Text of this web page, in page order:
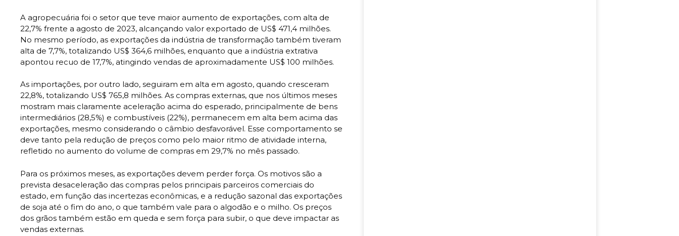
A agropecuária foi o setor que teve maior aumento de exportações, com alta de
22,7% frente a agosto de 2023, alcançando valor exportado de US$ 471,4 milhões.
No mesmo período, as exportações da indústria de transformação também tiveram
alta de 7,7%, totalizando US$ 364,6 milhões, enquanto que a indústria extrativa
apontou recuo de 17,7%, atingindo vendas de aproximadamente US$ 100 milhões.
As importações, por outro lado, seguiram em alta em agosto, quando cresceram
22,8%, totalizando US$ 765,8 milhões. As compras externas, que nos últimos meses
mostram mais claramente aceleração acima do esperado, principalmente de bens
intermediários (28,5%) e combustíveis (22%), permanecem em alta bem acima das
exportações, mesmo considerando o câmbio desfavorável. Esse comportamento se
deve tanto pela redução de preços como pelo maior ritmo de atividade interna,
refletido no aumento do volume de compras em 29,7% no mês passado.
Para os próximos meses, as exportações devem perder força. Os motivos são a
prevista desaceleração das compras pelos principais parceiros comerciais do
estado, em função das incertezas econômicas, e a redução sazonal das exportações
de soja até o fim do ano, o que também vale para o algodão e o milho. Os preços
dos grãos também estão em queda e sem força para subir, o que deve impactar as
vendas externas.